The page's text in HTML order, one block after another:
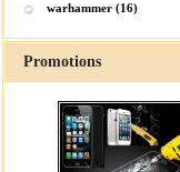
warhammer (16)
Promotions